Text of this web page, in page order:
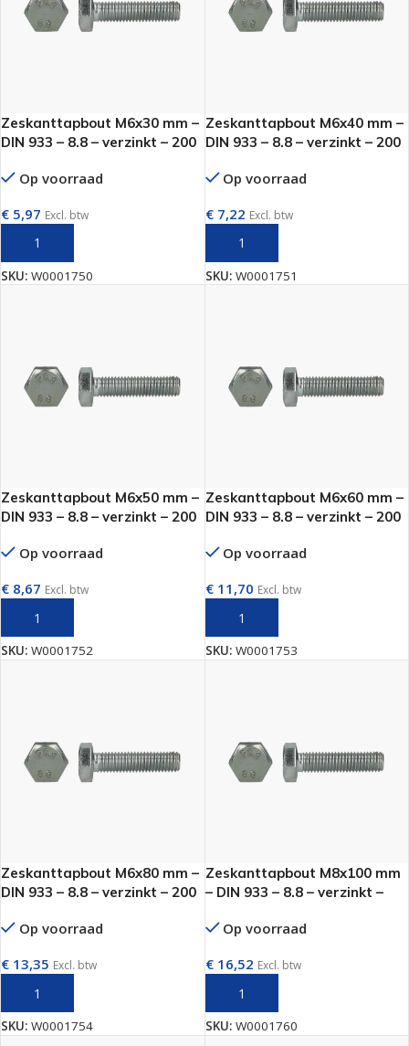
Zeskanttapbout M6x30 mm –
DIN 933 – 8.8 – verzinkt – 200
Op voorraad
€ 5,97 Excl. btw
SKU: W0001750
Zeskanttapbout M6x40 mm –
DIN 933 – 8.8 – verzinkt – 200
Op voorraad
€7,22 Excl. btw
SKU: W0001751
Zeskanttapbout M6x50 mm –
DIN 933 – 8.8 – verzinkt – 200
Op voorraad
€ 8,67 Excl. btw
SKU: W0001752
Zeskanttapbout M6x60 mm –
DIN 933 – 8.8 – verzinkt – 200
Op voorraad
€11,70 Excl. btw
SKU: W0001753
Zeskanttapbout M6x80 mm –
DIN 933 – 8.8 – verzinkt – 200
Op voorraad
€ 13,35 Excl. btw
SKU: W0001754
Zeskanttapbout M8x100 mm
– DIN 933 – 8.8 – verzinkt –
Op voorraad
€16,52 Excl. btw
SKU: W0001760